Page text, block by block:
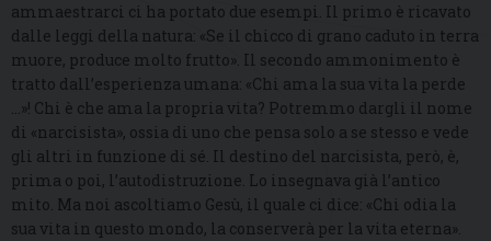
ammaestrarci ci ha portato due esempi. Il primo è ricavato
dalle leggi della natura: «Se il chicco di grano caduto in terra
muore, produce molto frutto». Il secondo ammonimento è
tratto dall’esperienza umana: «Chi ama la sua vita la perde
…»! Chi è che ama la propria vita? Potremmo dargli il nome
di «narcisista», ossia di uno che pensa solo a se stesso e vede
gli altri in funzione di sé. Il destino del narcisista, però, è,
prima o poi, l’autodistruzione. Lo insegnava già l’antico
mito. Ma noi ascoltiamo Gesù, il quale ci dice: «Chi odia la
sua vita in questo mondo, la conserverà per la vita eterna».